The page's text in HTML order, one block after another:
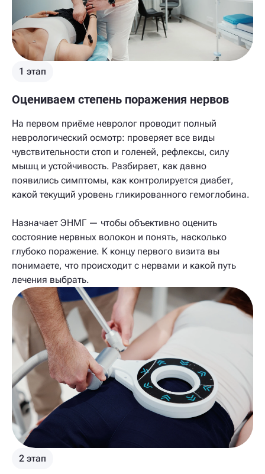
1 этап
Оцениваем степень поражения нервов
На первом приёме невролог проводит полный
неврологический осмотр: проверяет все виды
чувствительности стоп и голеней, рефлексы, силу
мышц и устойчивость. Разбирает, как давно
появились симптомы, как контролируется диабет,
какой текущий уровень гликированного гемоглобина.
Назначает ЭНМГ — чтобы объективно оценить
состояние нервных волокон и понять, насколько
глубоко поражение. К концу первого визита вы
понимаете, что происходит с нервами и какой путь
лечения выбрать.
2 этап